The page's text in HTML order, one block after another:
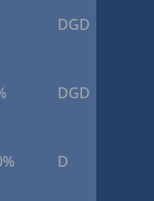
DGD
DGD
D